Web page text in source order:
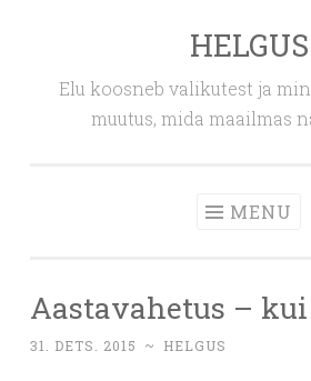
HELGUS
Elu koosneb valikutest ja
muutus, mida maailmas
MENU
Aastavahetus –
31. DETS. 2015 ~ HELGUS